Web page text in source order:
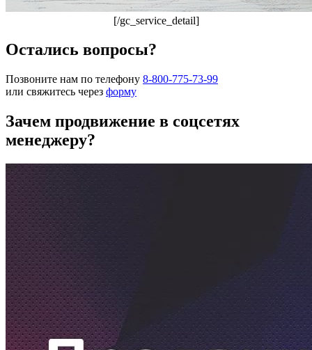
[/gc_service_detail]
Остались вопросы?
Позвоните нам по телефону 8-800-775-73-99
или свяжитесь через форму
Зачем продвижение в соцсетях
менеджеру?